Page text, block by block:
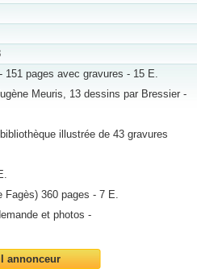
pages avec gravures - 15 E.
Meuris, 13 dessins par Bressier -
illustrée de 43 gravures
Fagès) 360 pages - 7 E.
et photos -
annonceur